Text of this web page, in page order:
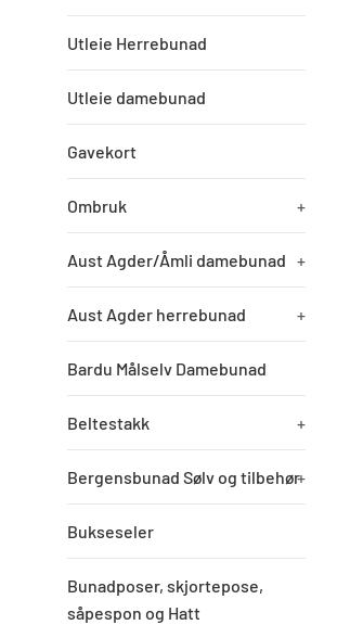
Utleie Herrebunad
Utleie damebunad
Gavekort
Ombruk +
Aust Agder/Åmli damebunad +
Aust Agder herrebunad +
Bardu Målselv Damebunad
Beltestakk +
Bergensbunad Sølv og tilbehør+
Bukseseler
Bunadposer, skjortepose,
såpespon og Hatt